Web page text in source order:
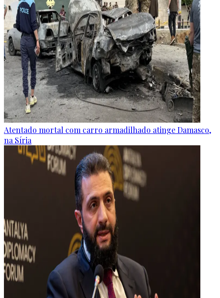
Atentado mortal com carro armadilhado atinge Damasco,
na Síria